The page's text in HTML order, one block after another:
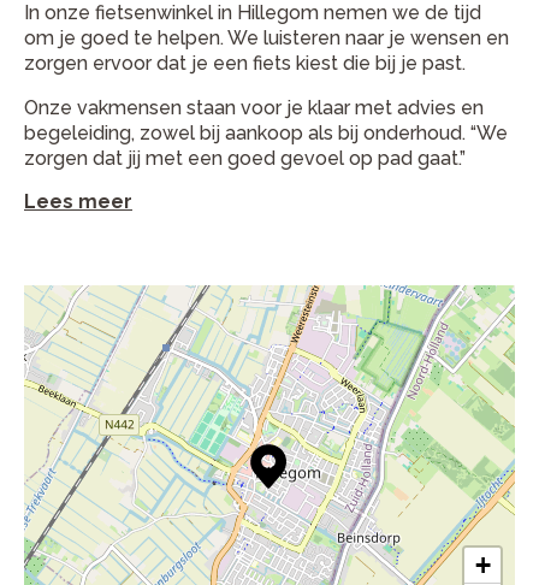
In onze fietsenwinkel in Hillegom nemen we de tijd
om je goed te helpen. We luisteren naar je wensen en
zorgen ervoor dat je een fiets kiest die bij je past.
Onze vakmensen staan voor je klaar met advies en
begeleiding, zowel bij aankoop als bij onderhoud. “We
zorgen dat jij met een goed gevoel op pad gaat.”
Lees meer
+